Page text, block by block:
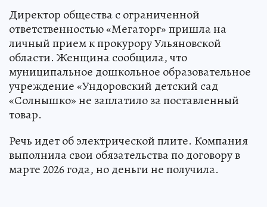
Директор общества с ограниченной
ответственностью «Мегаторг» пришла на
личный прием к прокурору Ульяновской
области. Женщина сообщила, что
муниципальное дошкольное образовательное
учреждение «Ундоровский детский сад
«Солнышко» не заплатило за поставленный
товар.
Речь идет об электрической плите. Компания
выполнила свои обязательства по договору в
марте 2026 года, но деньги не получила.